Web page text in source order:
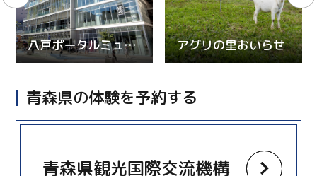
八戸ポータルミュージアム はっち アグリの里おいらせ
青森県の体験を予約する
青森県観光国際交流機構
more